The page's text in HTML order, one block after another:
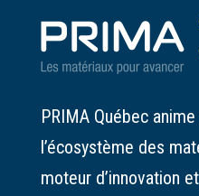
PRIMA Québec
l’écosystème des
moteur d’innovation